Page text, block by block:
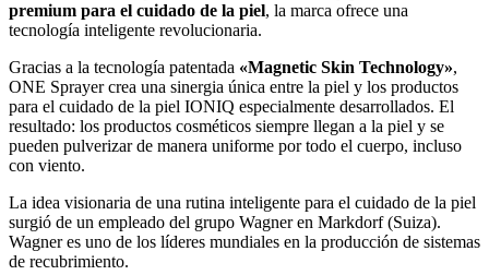
premium para el cuidado de la piel, la marca ofrece una
tecnología inteligente revolucionaria.
Gracias a la tecnología patentada «Magnetic Skin Technology»,
ONE Sprayer crea una sinergia única entre la piel y los productos
para el cuidado de la piel IONIQ especialmente desarrollados. El
resultado: los productos cosméticos siempre llegan a la piel y se
pueden pulverizar de manera uniforme por todo el cuerpo, incluso
con viento.
La idea visionaria de una rutina inteligente para el cuidado de la piel
surgió de un empleado del grupo Wagner en Markdorf (Suiza).
Wagner es uno de los líderes mundiales en la producción de sistemas
de recubrimiento.